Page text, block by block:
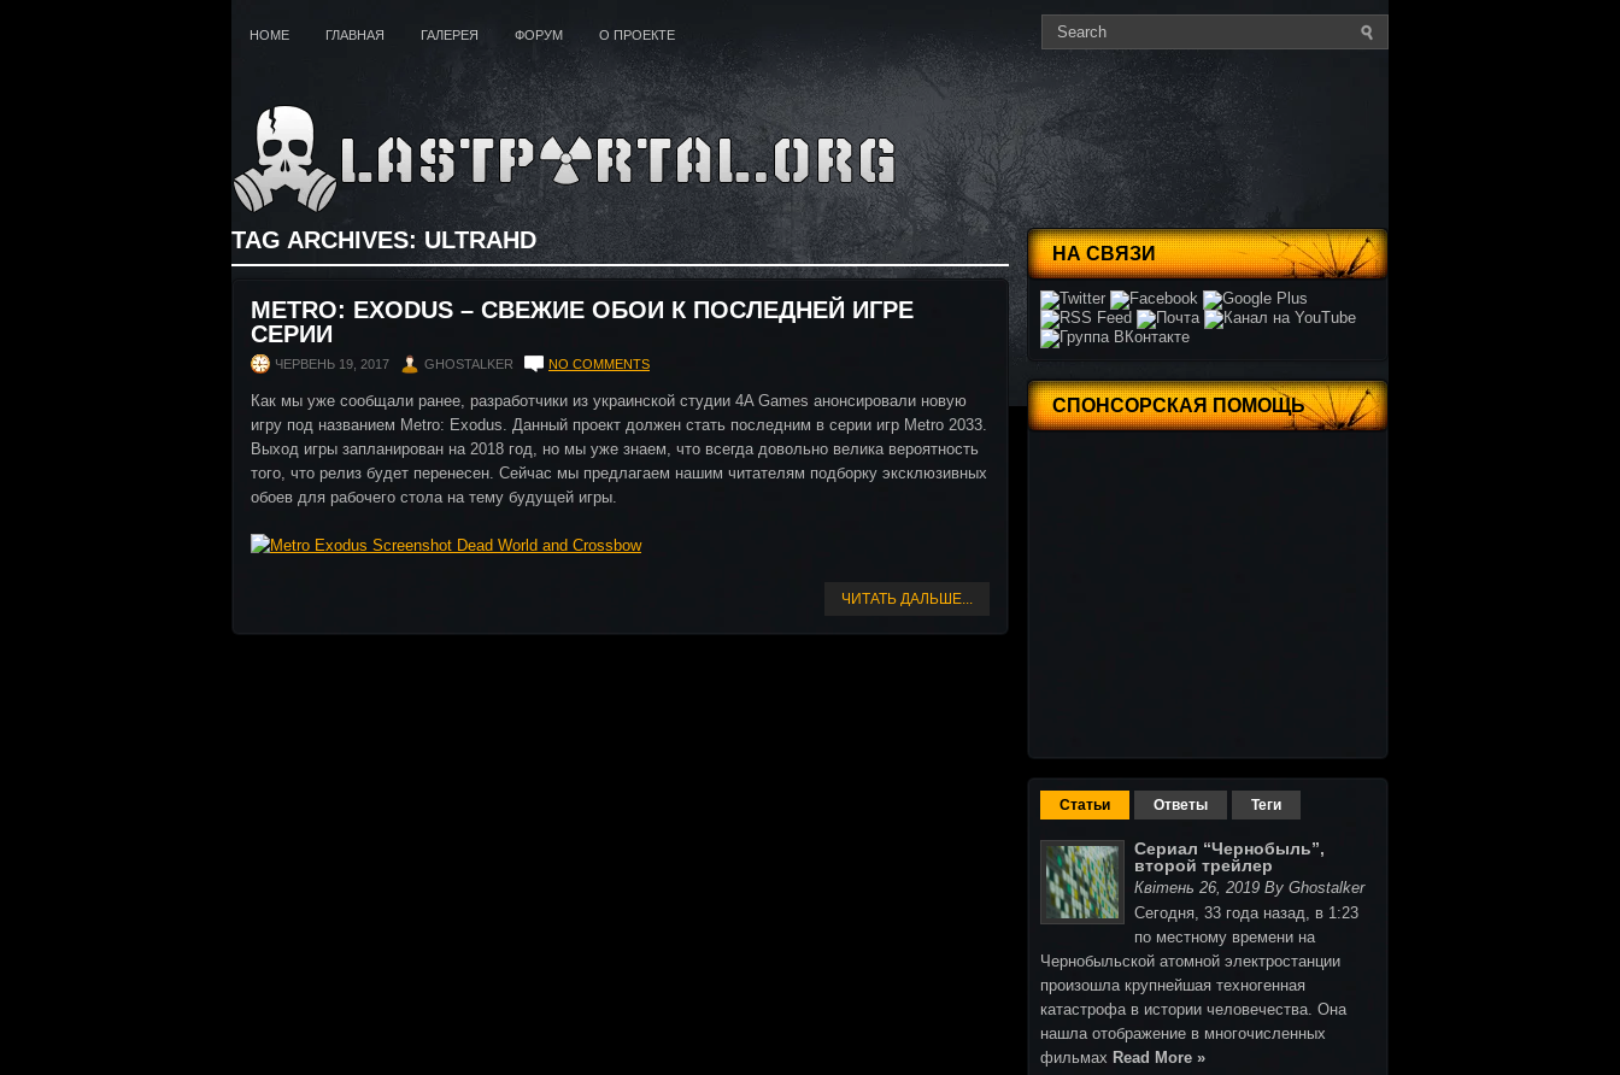
HOME ГЛАВНАЯ ГАЛЕРЕЯ ФОРУМ О ПРОЕКТЕ
TAG ARCHIVES: ULTRAHD
METRO: EXODUS – СВЕЖИЕ ОБОИ К ПОСЛЕДНЕЙ ИГРЕ
СЕРИИ
ЧЕРВЕНЬ 19, 2017 GHOSTALKER NO COMMENTS
Как мы уже сообщали ранее, разработчики из украинской студии 4A Games анонсировали новую
игру под названием Metro: Exodus. Данный проект должен стать последним в серии игр Metro 2033.
Выход игры запланирован на 2018 год, но мы уже знаем, что всегда довольно велика вероятность
того, что релиз будет перенесен. Сейчас мы предлагаем нашим читателям подборку эксклюзивных
обоев для рабочего стола на тему будущей игры.
ЧИТАТЬ ДАЛЬШЕ...
НА СВЯЗИ
СПОНСОРСКАЯ ПОМОЩЬ
Статьи Ответы Теги
Сериал “Чернобыль”,
второй трейлер
Квітень 26, 2019 By Ghostalker
Сегодня, 33 года назад, в 1:23
по местному времени на
Чернобыльской атомной электростанции
произошла крупнейшая техногенная
катастрофа в истории человечества. Она
нашла отображение в многочисленных
фильмах Read More »